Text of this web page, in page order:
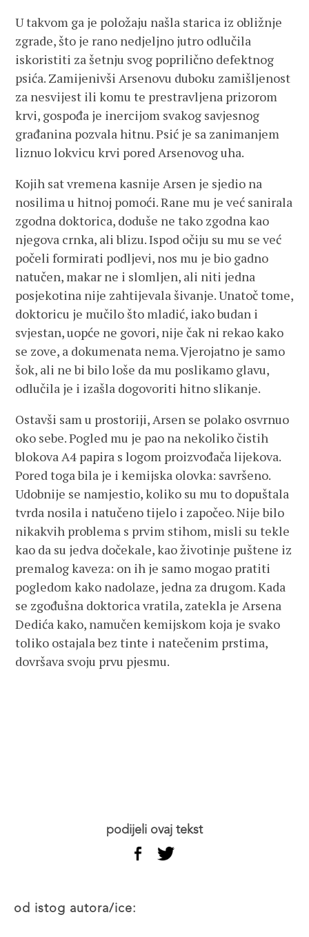
U takvom ga je položaju našla starica iz obližnje
zgrade, što je rano nedjeljno jutro odlučila
iskoristiti za šetnju svog poprilično defektnog
psića. Zamijenivši Arsenovu duboku zamišljenost
za nesvijest ili komu te prestravljena prizorom
krvi, gospođa je inercijom svakog savjesnog
građanina pozvala hitnu. Psić je sa zanimanjem
liznuo lokvicu krvi pored Arsenovog uha.
Kojih sat vremena kasnije Arsen je sjedio na
nosilima u hitnoj pomoći. Rane mu je već sanirala
zgodna doktorica, doduše ne tako zgodna kao
njegova crnka, ali blizu. Ispod očiju su mu se već
počeli formirati podljevi, nos mu je bio gadno
natučen, makar ne i slomljen, ali niti jedna
posjekotina nije zahtijevala šivanje. Unatoč tome,
doktoricu je mučilo što mladić, iako budan i
svjestan, uopće ne govori, nije čak ni rekao kako
se zove, a dokumenata nema. Vjerojatno je samo
šok, ali ne bi bilo loše da mu poslikamo glavu,
odlučila je i izašla dogovoriti hitno slikanje.
Ostavši sam u prostoriji, Arsen se polako osvrnuo
oko sebe. Pogled mu je pao na nekoliko čistih
blokova A4 papira s logom proizvođača lijekova.
Pored toga bila je i kemijska olovka: savršeno.
Udobnije se namjestio, koliko su mu to dopuštala
tvrda nosila i natučeno tijelo i započeo. Nije bilo
nikakvih problema s prvim stihom, misli su tekle
kao da su jedva dočekale, kao životinje puštene iz
premalog kaveza: on ih je samo mogao pratiti
pogledom kako nadolaze, jedna za drugom. Kada
se zgođušna doktorica vratila, zatekla je Arsena
Dedića kako, namučen kemijskom koja je svako
toliko ostajala bez tinte i natečenim prstima,
dovršava svoju prvu pjesmu.
podijeli ovaj tekst
od istog autora/ice: